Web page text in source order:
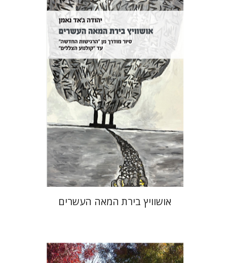
יהודה ג'אד נאמן
הנחת אתר ספר מודפס
$35
$32
אושוויץ בירת המאה העשרים